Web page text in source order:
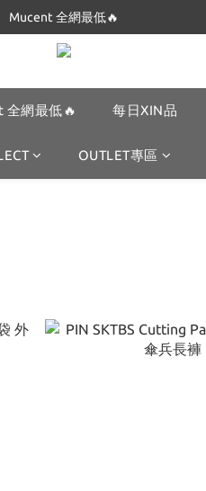
Dickies 最低只要$5XX!!
Mucent 全網最低🔥
Dickies 最低只要$5XX!!
全網最低🔥 每日XIN品
OUTLET專區